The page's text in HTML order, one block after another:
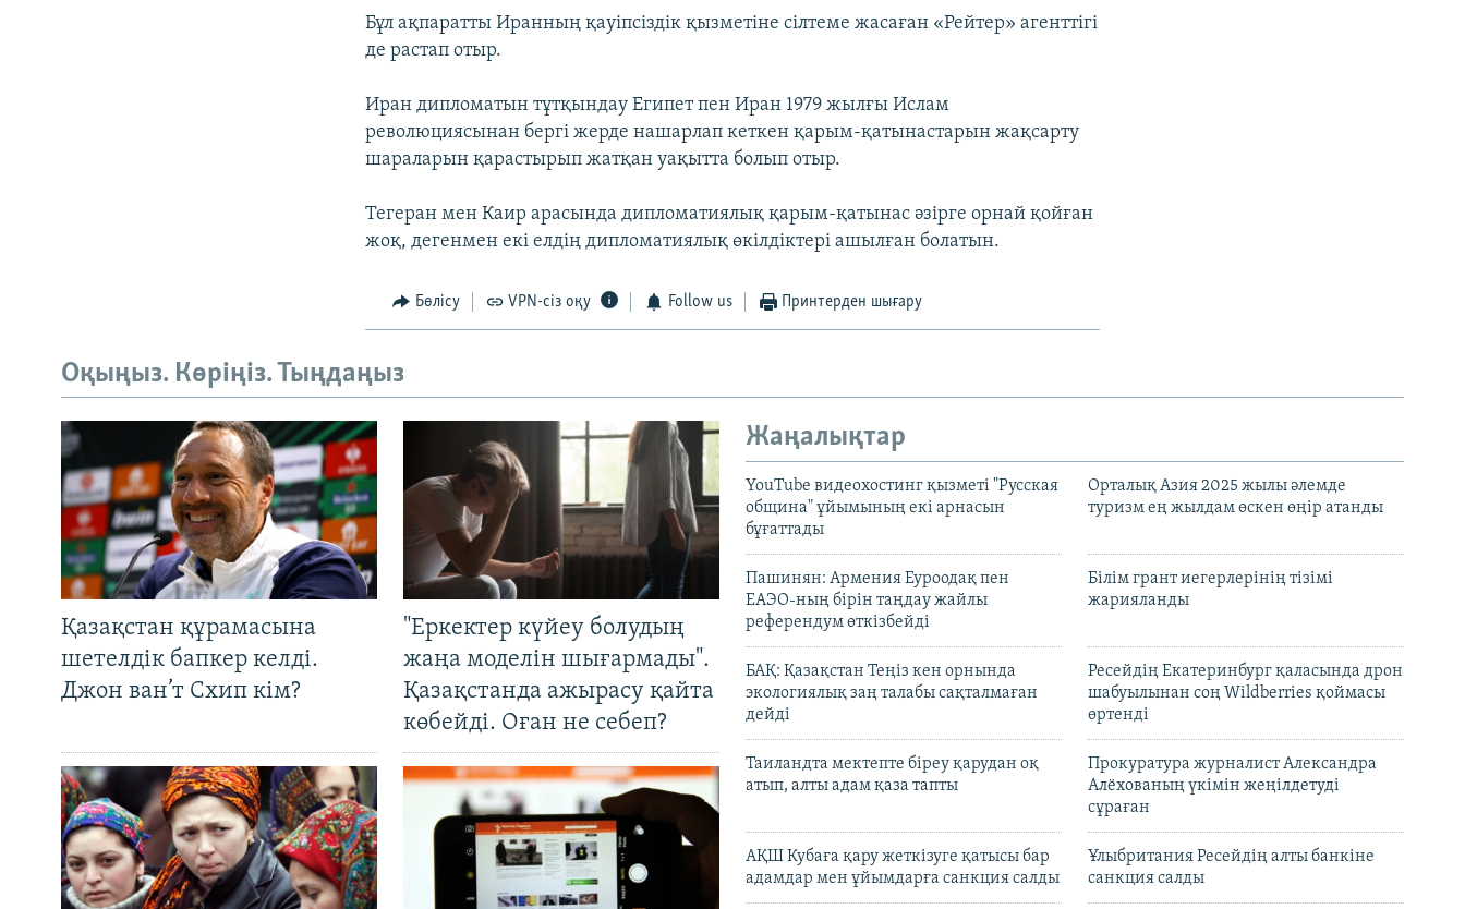
Бұл ақпаратты Иранның қауіпсіздік қызметіне сілтеме жасаған «Рейтер» агенттігі
де растап отыр.
Иран дипломатын тұтқындау Египет пен Иран 1979 жылғы Ислам
революциясынан бергі жерде нашарлап кеткен қарым-қатынастарын жақсарту
шараларын қарастырып жатқан уақытта болып отыр.
Тегеран мен Каир арасында дипломатиялық қарым-қатынас әзірге орнай қойған
жоқ, дегенмен екі елдің дипломатиялық өкілдіктері ашылған болатын.
Бөлісу VPN-сіз оқу Follow us Принтерден шығару
Оқыңыз. Көріңіз. Тыңдаңыз
Қазақстан құрамасына
шетелдік бапкер келді.
Джон ван’т Схип кім?
"Еркектер күйеу болудың
жаңа моделін шығармады".
Қазақстанда ажырасу қайта
көбейді. Оған не себеп?
Жаңалықтар
YouTube видеохостинг қызметі "Русская
община" ұйымының екі арнасын
бұғаттады
Орталық Азия 2025 жылы әлемде
туризм ең жылдам өскен өңір атанды
Пашинян: Армения Еуроодақ пен
ЕАЭО-ның бірін таңдау жайлы
референдум өткізбейді
Білім грант иегерлерінің тізімі
жарияланды
БАҚ: Қазақстан Теңіз кен орнында
экологиялық заң талабы сақталмаған
дейді
Ресейдің Екатеринбург қаласында дрон
шабуылынан соң Wildberries қоймасы
өртенді
Таиландта мектепте біреу қарудан оқ
атып, алты адам қаза тапты
Прокуратура журналист Александра
Алёхованың үкімін жеңілдетуді
сұраған
АҚШ Кубаға қару жеткізуге қатысы бар
адамдар мен ұйымдарға санкция салды
Ұлыбритания Ресейдің алты банкіне
санкция салды